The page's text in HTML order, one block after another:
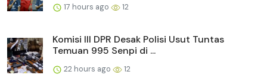
17 hours ago 12
Komisi III DPR Desak Polisi Usut Tuntas
Temuan 995 Senpi di ...
22 hours ago 12